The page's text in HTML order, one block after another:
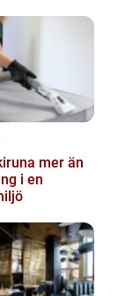
mer än
i en